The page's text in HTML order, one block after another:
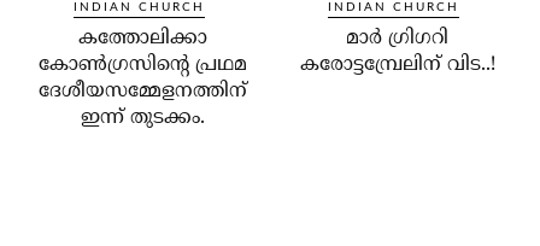
INDIAN CHURCH
കത്തോലിക്കാ
കോണ്‍ഗ്രസിന്റെ പ്രഥമ
ദേശീയസമ്മേളനത്തിന്
ഇന്ന് തുടക്കം.
INDIAN CHURCH
മാര്‍ ഗ്രിഗറി
കരോട്ടമ്പ്രേലിന് വിട..!